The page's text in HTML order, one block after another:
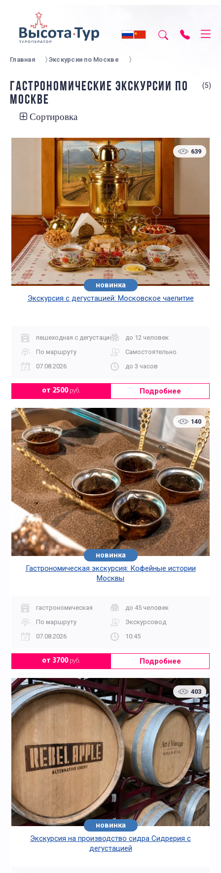
Главная Экскурсии по Москве
ГАСТРОНОМИЧЕСКИЕ ЭКСКУРСИИ ПО
МОСКВЕ
(5)
Сортировка
639
хит
новинка
Экскурсия с дегустацией: Московское чаепитие
пешеходная с дегустацией
до 12 человек
По маршруту
Самостоятельно
07.08.2026
до 3 часов
от 2500руб. Подробнее
140
новинка
Гастрономическая экскурсия: Кофейные истории
Москвы
гастрономическая
до 45 человек
По маршруту
Экскурсовод
07.08.2026
10:45
от 3700руб. Подробнее
403
новинка
Экскурсия на производство сидра Сидрерия с
дегустацией